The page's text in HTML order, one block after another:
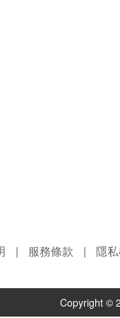
| 服務條款 | 隱
Copyright ©